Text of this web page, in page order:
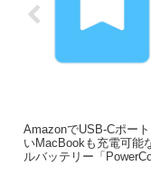
AmazonでUSB-Cポー
いMacBookも充電可能
ルバッテリー「